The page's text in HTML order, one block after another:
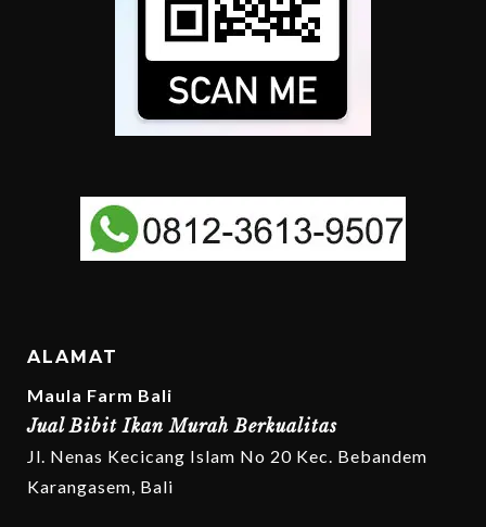
ALAMAT
Maula Farm Bali
Jual Bibit Ikan Murah Berkualitas
Jl. Nenas Kecicang Islam No 20 Kec. Bebandem
Karangasem, Bali